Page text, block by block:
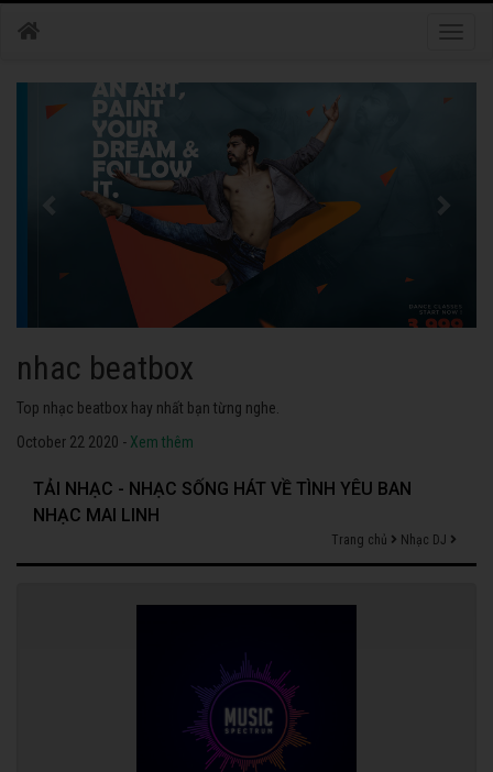
nhac dance
Những bài nhạc dance tuyển chọn 2020 hay nhất.
October 22 2020 - Xem thêm
TẢI NHẠC - NHẠC SỐNG HÁT VỀ TÌNH YÊU BAN
NHẠC MAI LINH
Trang chủ Nhạc DJ